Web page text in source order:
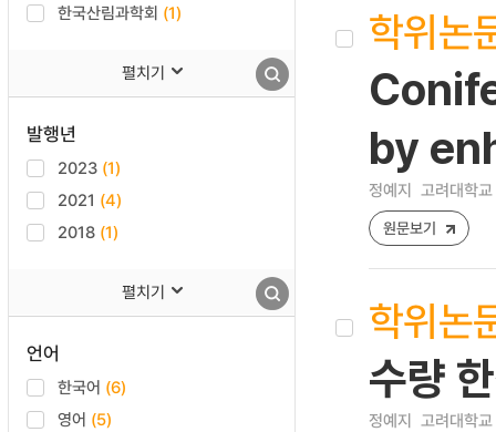
한국산림과학회 (1)
펼치기
발행년
2023 (1)
2021 (4)
2018 (1)
펼치기
언어
한국어 (6)
영어 (5)
학위논
by
정예지 고려대학
원문보기
학위논
수량
정예지 고려대학